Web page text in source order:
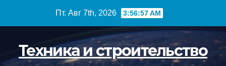
Пт. Авг 7th, 2026 3:56:58 AM
Техника и строительство